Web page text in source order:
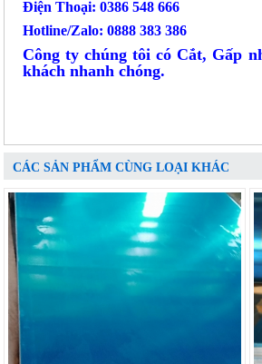
Điện Thoại: 0386 548 666
Hotline/Zalo: 0888 383 386
Công ty chúng tôi có Cắt, Gấp
khách nhanh chóng.
CÁC SẢN PHẨM CÙNG LOẠI KHÁC